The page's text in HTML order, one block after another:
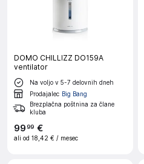
DOMO CHILLIZZ DO159A
ventilator
Na voljo v 5-7 delovnih dneh
Prodajalec Big Bang
Brezplačna poštnina za člane
kluba
9999 €
ali od 18,42 € / mesec